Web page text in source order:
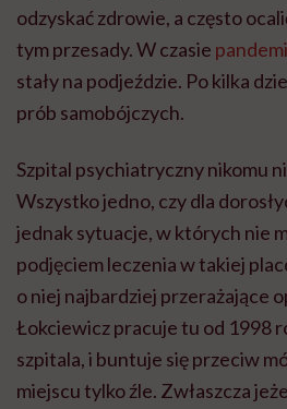
odzyskać zdrowie, a często
tym przesady. W czasie
stały na podjeździe. Po kilka
prób samobójczych.
Szpital psychiatryczny nikomu
Wszystko jedno, czy dla
jednak sytuacje, w których nie
podjęciem leczenia w takiej
o niej najbardziej przerażające
Łokciewiczpracuje tu od 1998
szpitala, i buntuje się przeciw
miejscu tylko źle. Zwłaszcza